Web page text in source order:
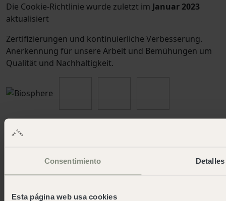
Consentimiento Detalles
Esta página web usa cookies
Die Cookie-Richtlinie wurde zuletzt im Januar 2023
aktualisiert
Zertifizierungen und kontinuierliche Verbesserung.
Anerkennung für unsere Arbeit und Bemühungen um
Qualität und Nachhaltigkeit.
Cabo de Gata
Pirineos